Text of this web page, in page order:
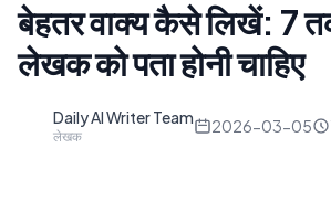
बेहतर वाक्य कैसे लिखें: 7
लेखक को पता होनी चाहिए
Daily AI Writer Team
लेखक
2026-03-05